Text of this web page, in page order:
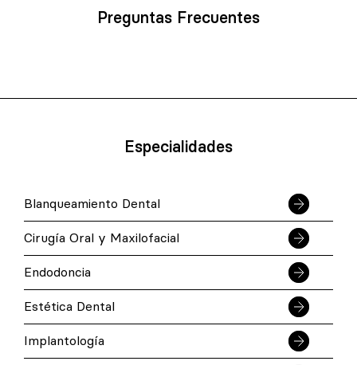
Preguntas Frecuentes
Especialidades
Blanqueamiento Dental
Cirugía Oral y Maxilofacial
Endodoncia
Estética Dental
Implantología